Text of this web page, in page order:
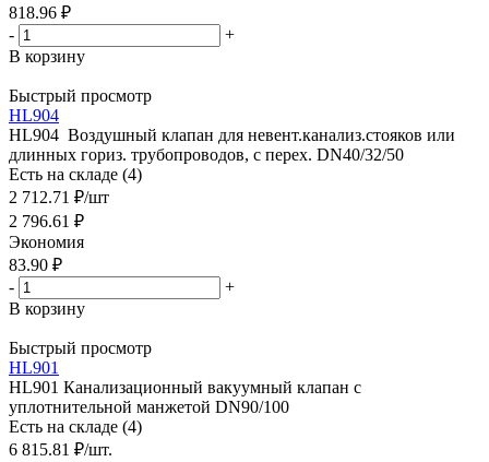
818.96 ₽
-
+
В корзину
Быстрый просмотр
HL904
HL904 Воздушный клапан для невент.канализ.стояков или
длинных гориз. трубопроводов, с перех. DN40/32/50
Есть на складе (4)
2 712.71 ₽/шт
2 796.61 ₽
Экономия
83.90 ₽
-
+
В корзину
Быстрый просмотр
HL901
HL901 Канализационный вакуумный клапан с
уплотнительной манжетой DN90/100
Есть на складе (4)
6 815.81 ₽/шт.